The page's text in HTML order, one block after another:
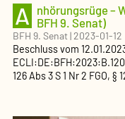
A nhörungsrüge –
BFH 9. Senat)
BFH 9. Senat|2023-01-12
Beschlussvom
126 Abs 3 S 1 Nr 2 FGO, §